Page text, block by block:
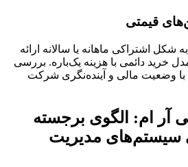
قیمتی
برخی نرم‌افزارهای CRM به شکل اشتراکی ماهانه یا سالانه ارائه
خرید دائمی با هزینه یک‌باره. بررسی
وضعیت مالی و آینده‌نگری شرکت
ام: الگوی برجسته
سیستم‌های مدیریت